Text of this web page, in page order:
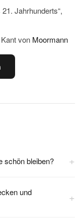
Jahrhunderts“,
von Moormann
schön bleiben? +
und
+